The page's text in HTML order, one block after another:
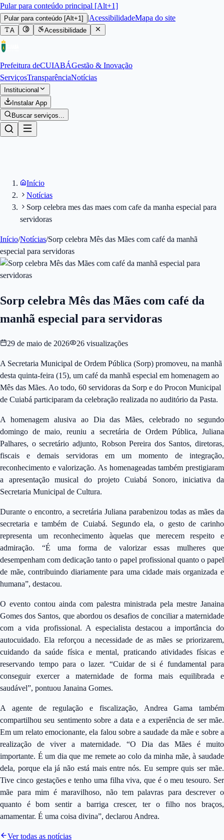
Pular para conteúdo principal [Alt+1]
Pular para conteúdo [Alt+1] |AcessibilidadeMapa do site
A Acessibilidade
Prefeitura deCUIABÁGestão & Inovação
ServiçosTransparênciaNotícias
Institucional
Instalar App
Buscar serviços...
Início
Notícias
Sorp celebra mes das maes com cafe da manha especial para
servidoras
Início/Notícias/Sorp celebra Mês das Mães com café da manhã
especial para servidoras
Sorp celebra Mês das Mães com café da
manhã especial para servidoras
29 de maio de 2026 26 visualizações
A Secretaria Municipal de Ordem Pública (Sorp) promoveu, na manhã
desta quinta-feira (15), um café da manhã especial em homenagem ao
Mês das Mães. Ao todo, 60 servidoras da Sorp e do Procon Municipal
de Cuiabá participaram da celebração realizada no auditório da Pasta.
A homenagem alusiva ao Dia das Mães, celebrado no segundo
domingo de maio, reuniu a secretária de Ordem Pública, Juliana
Palhares, o secretário adjunto, Robson Pereira dos Santos, diretoras,
fiscais e demais servidoras em um momento de integração,
reconhecimento e valorização. As homenageadas também prestigiaram
a apresentação musical do projeto Cuiabá Sonoro, iniciativa da
Secretaria Municipal de Cultura.
Durante o encontro, a secretária Juliana parabenizou todas as mães da
secretaria e também de Cuiabá. Segundo ela, o gesto de carinho
representa um reconhecimento àquelas que merecem respeito e
admiração. “É uma forma de valorizar essas mulheres que
desempenham com dedicação tanto o papel profissional quanto o papel
de mãe, contribuindo diariamente para uma cidade mais organizada e
humana”, destacou.
O evento contou ainda com palestra ministrada pela mestre Janaina
Gomes dos Santos, que abordou os desafios de conciliar a maternidade
com a vida profissional. A especialista destacou a importância do
autocuidado. Ela reforçou a necessidade de as mães se priorizarem,
cuidando da saúde física e mental, praticando atividades físicas e
reservando tempo para o lazer. “Cuidar de si é fundamental para
conseguir exercer a maternidade de forma mais equilibrada e
saudável”, pontuou Janaina Gomes.
A agente de regulação e fiscalização, Andrea Gama também
compartilhou seu sentimento sobre a data e a experiência de ser mãe.
Em um relato emocionante, ela falou sobre a saudade da mãe e sobre a
realização de viver a maternidade. “O Dia das Mães é muito
importante. É um dia que me remete ao colo da minha mãe, à saudade
dela, porque ela já não está mais entre nós. Eu sempre quis ser mãe.
Tive cinco gestações e tenho uma filha viva, que é o meu tesouro. Ser
mãe para mim é maravilhoso, não tem palavras para descrever o
quanto é bom sentir a barriga crescer, ter o filho nos braços,
amamentar. É uma coisa divina”, declarou Andrea.
Ver todas as notícias